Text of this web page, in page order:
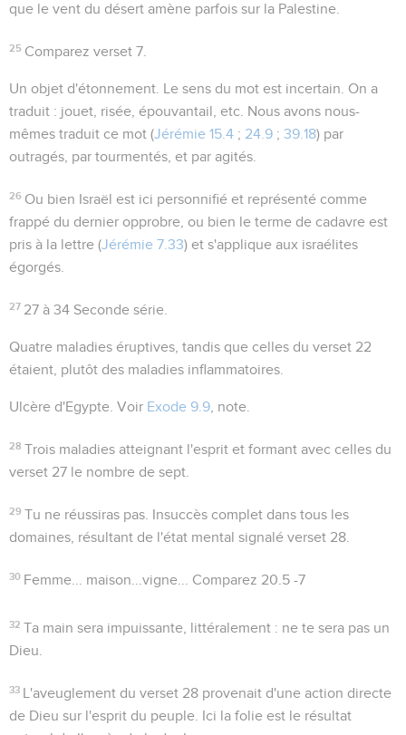
que le vent du désert amène parfois sur la Palestine.
25 Comparez verset 7.
Un objet d'étonnement . Le sens du mot est incertain. On a
traduit : jouet, risée, épouvantail, etc. Nous avons nous-
mêmes traduit ce mot (Jérémie 15.4 ; 24.9 ; 39.18) par
outragés , par tourmentés , et par agités
26 Ou bien Israël est ici personnifié et représenté comme
frappé du dernier opprobre, ou bien le terme de cadavre est
pris à la lettre (Jérémie 7.33) et s'applique aux israélites
égorgés.
27 27 à 34 Seconde série.
Quatre maladies éruptives, tandis que celles du verset 22
étaient, plutôt des maladies inflammatoires.
Ulcère d'Egypte . Voir Exode 9.9 , note.
28 Trois maladies atteignant l'esprit et formant avec celles du
verset 27 le nombre de sept.
29 Tu ne réussiras pas . Insuccès complet dans tous les
domaines, résultant de l'état mental signalé verset 28.
30 Femme... maison...vigne... Comparez 20.5 -7
32 Ta main sera impuissante , littéralement : ne te sera pas un
Dieu
33 L'aveuglement du verset 28 provenait d'une action directe
de Dieu sur l'esprit du peuple. Ici la folie est le résultat